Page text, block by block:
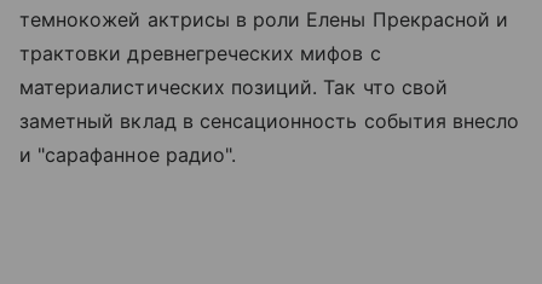
темнокожей актрисы в роли Елены Прекрасной и
трактовки древнегреческих мифов с
материалистических позиций. Так что свой
заметный вклад в сенсационность события внесло
и "сарафанное радио".